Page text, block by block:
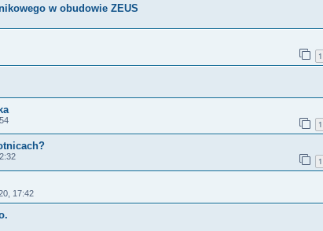
w obudowie ZEUS
1
1
1
17:42